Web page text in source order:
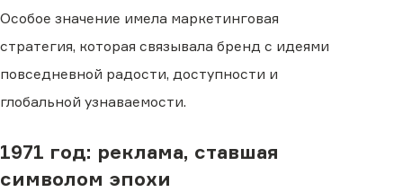
Особое значение имела маркетинговая
стратегия, которая связывала бренд с идеями
повседневной радости, доступности и
глобальной узнаваемости.
1971 год: реклама, ставшая
символом эпохи